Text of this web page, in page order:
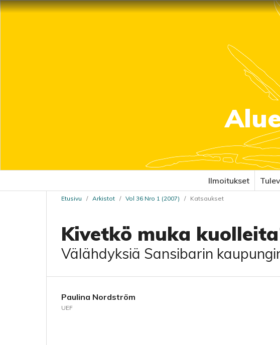
Ilmoitukset
Etusivu / Arkistot / Vol 36 Nro 1 (2007) / Katsaukset
Kivetkö muka
Välähdyksiä Sansibarin
Paulina Nordström
UEF